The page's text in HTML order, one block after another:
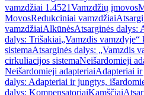
vamzdžiai 1.4521Vamzdžių įmovos
MovosRedukciniai vamzdžiai
vamzdžiaiAlkūnėsAtsarginės dalys:
dalys: Trišakiai„Vamzdis
sistemaAtsarginės dalys: „Vamzdis
cirkuliacijos sistemaNeišardomieji
Neišardomieji adapteriaiAdapteriai
dalys: Adapteriai ir jungtys,
dalys: KompensatoriaiKamščiai